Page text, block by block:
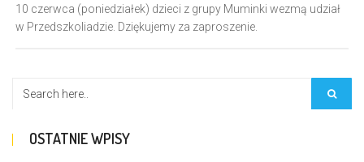
10 czerwca (poniedziałek) dzieci z grupy Muminki wezmą udział
w Przedszkoliadzie. Dziękujemy za zaproszenie.
OSTATNIE WPISY